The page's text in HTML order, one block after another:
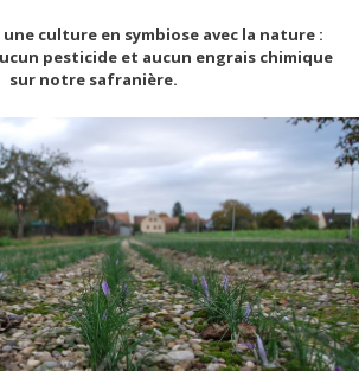
culture en symbiose avec la nature :
pesticide et aucun engrais chimique
sur notre safranière.